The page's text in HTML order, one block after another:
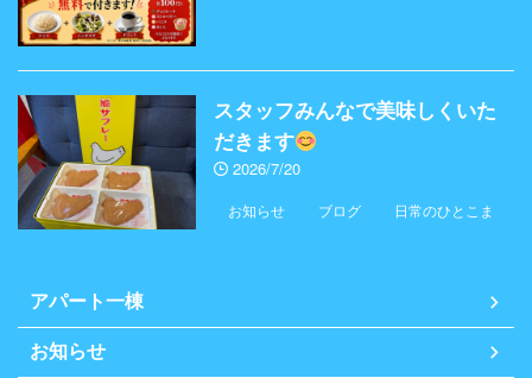
スタッフみんなで美味しくいた
だきます
2026/7/20
お知らせ ブログ 日常のひとこま
アパート一棟
お知らせ